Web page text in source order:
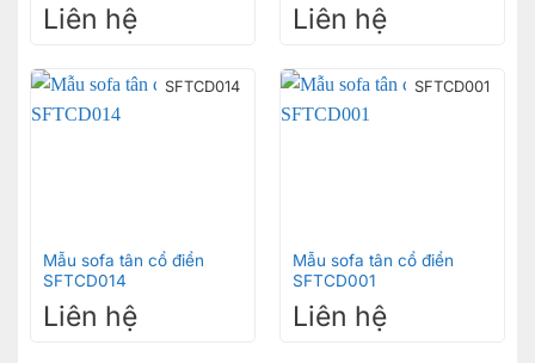
Liên hệ Liên hệ
SFTCD014
Mẫu sofa tân cổ điển
SFTCD014
Liên hệ
SFTCD001
Mẫu sofa tân cổ điển
SFTCD001
Liên hệ